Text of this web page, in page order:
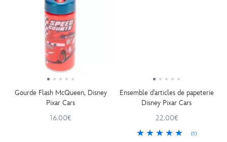
Gourde Flash McQueen, Disney
Pixar Cars
16.00€
Ensemble d'articles de papeterie
Disney Pixar Cars
22.00€
(1)